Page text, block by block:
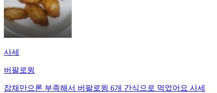
사세
버팔로윙
잡채만으론 부족해서 버팔로윙 6개 간식으로 먹었어요 사세